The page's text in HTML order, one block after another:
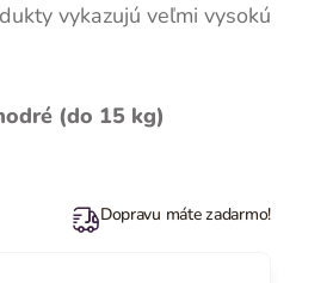
(do 15 kg)
vykazujú veľmi vysokú
Dopravu máte zadarmo!